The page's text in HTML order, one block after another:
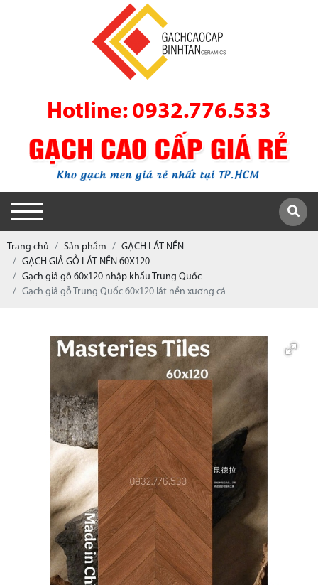
Hotline: 0932.776.533
Trang chủ Sản phẩm
GẠCH LÁT NỀN
GẠCH GIẢ GỖ LÁT NỀN 60X120
Gạch giả gỗ 60x120 nhập khẩu Trung Quốc
Gạch giả gỗ Trung Quốc 60x120 lát nền xương cá